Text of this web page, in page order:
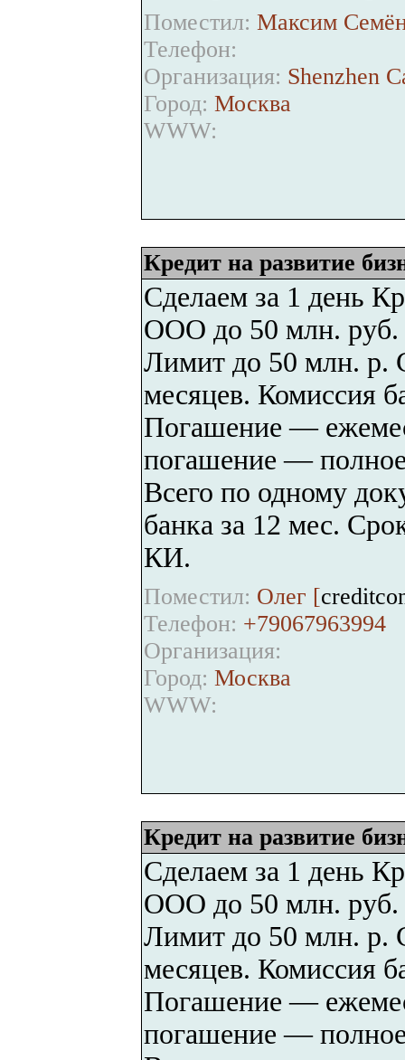
Поместил: Максим
Телефон:
Организация: Shenzhen
Город: Москва
WWW:
Кредит на развитие
Сделаем за 1 день
ООО до 50 млн. руб.
Лимит до 50 млн. р.
месяцев. Комиссия
Погашение —
погашение —
Всего по одному
банка за 12 мес.
КИ.
Поместил: Олег [
Телефон: +79067963994
Организация:
Город: Москва
WWW:
Кредит на развитие
Сделаем за 1 день
ООО до 50 млн. руб.
Лимит до 50 млн. р.
месяцев. Комиссия
Погашение —
погашение —